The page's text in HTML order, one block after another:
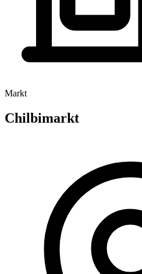
Markt
Chilbimarkt